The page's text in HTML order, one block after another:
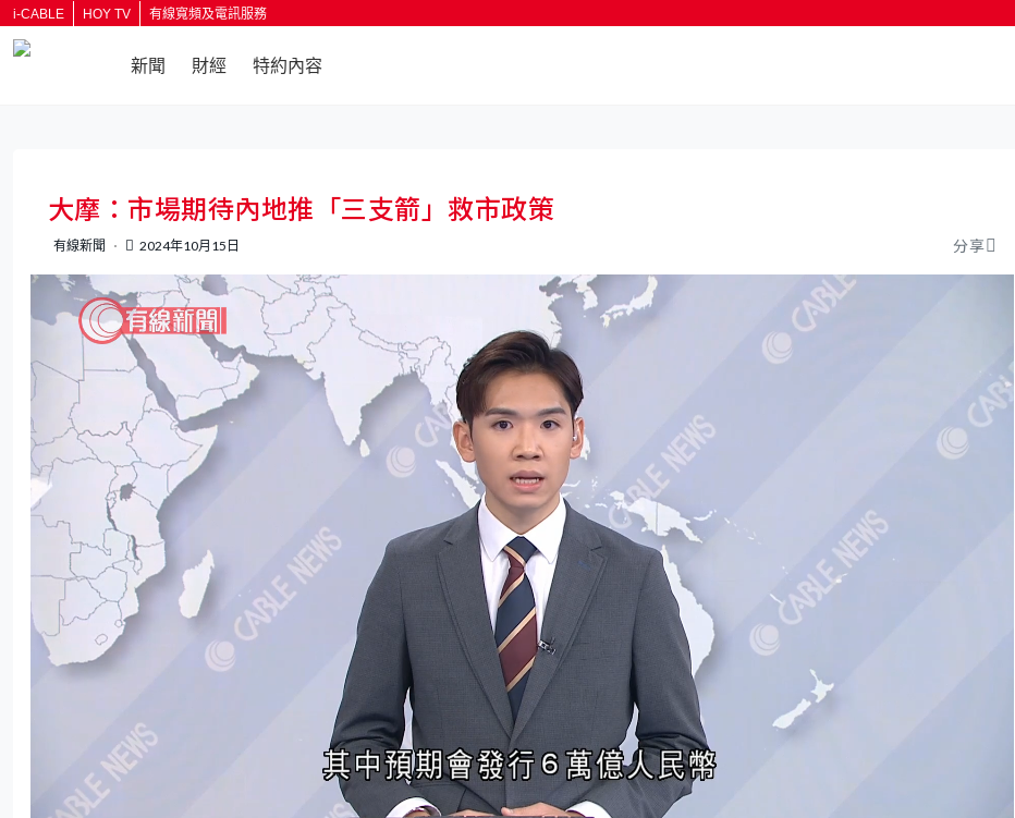
i-CABLE HOY TV 有線寬頻及電訊服務
新聞 財經 特約內容
大摩：市場期待內地推「三支箭」救市政策
有線新聞 2024年10月15日 分享